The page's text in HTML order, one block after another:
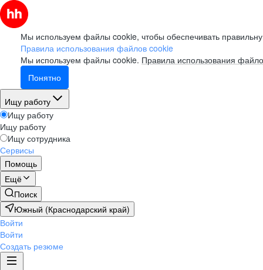
Мы используем файлы cookie, чтобы обеспечивать
Правила использования файлов cookie
Мы используем файлы cookie. Правила использования
Понятно
Ищу работу
Ищу работу
Ищу работу
Ищу сотрудника
Сервисы
Помощь
Ещё
Поиск
Южный (Краснодарский край)
Войти
Войти
Создать резюме